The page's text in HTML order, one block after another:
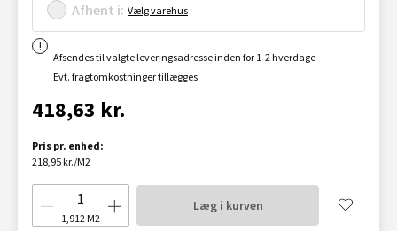
Afhent i: Vælg varehus
Afsendes til valgte leveringsadresse inden for 1-2 hverdage
Evt. fragtomkostninger tillægges
418,63 kr.
Pris pr. enhed:
218,95 kr./M2
1,912 M2
Læg i kurven